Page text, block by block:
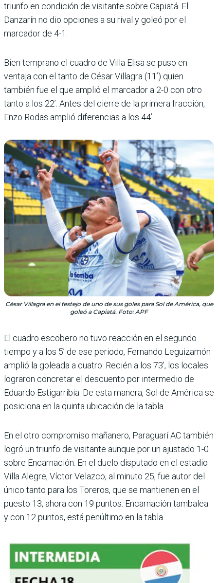
triunfo en condición de visitante sobre Capiatá. El
Danzarín no dio opcio­nes a su rival y goleó por el
marcador de 4-1.
Bien temprano el cuadro de Villa Elisa se puso en
ventaja con el tanto de César Villa­gra (11’) quien
también fue el que amplió el marcador a 2-0 con otro
tanto a los 22’. Antes del cierre de la pri­mera fracción,
Enzo Rodas amplió diferencias a los 44’.
César Villagra en el festejo de uno de sus goles para Sol de América, que
goleó a Capiatá. Foto: APF
El cuadro escobero no tuvo reacción en el segundo
tiempo y a los 5’ de ese periodo, Fernando Legui­zamón
amplió la goleada a cuatro. Recién a los 73’, los locales
lograron concretar el descuento por interme­dio de
Eduardo Estigarri­bia. De esta manera, Sol de América se
posiciona en la quinta ubicación de la tabla.
En el otro compromiso mañanero, Paraguarí AC también
logró un triunfo de visitante aunque por un ajustado 1-0
sobre Encar­nación. En el duelo dis­putado en el estadio
Villa Alegre, Víctor Velazco, al minuto 25, fue autor del
único tanto para los Tore­ros, que se mantienen en el
puesto 13, ahora con 19 pun­tos. Encarnación tambalea
y con 12 puntos, está penúl­timo en la tabla.